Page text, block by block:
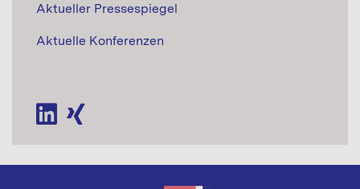
Aktueller Pressespiegel
Aktuelle Konferenzen